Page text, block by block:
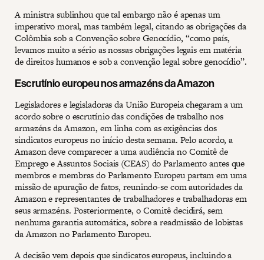
A ministra sublinhou que tal embargo não é apenas um
imperativo moral, mas também legal, citando as obrigações da
Colômbia sob a Convenção sobre Genocídio, “como país,
levamos muito a sério as nossas obrigações legais em matéria
de direitos humanos e sob a convenção legal sobre genocídio”.
Escrutínio europeu nos armazéns da Amazon
Legisladores e legisladoras da União Europeia chegaram a um
acordo sobre o escrutínio das condições de trabalho nos
armazéns da Amazon, em linha com as exigências dos
sindicatos europeus no início desta semana. Pelo acordo, a
Amazon deve comparecer a uma audiência no Comitê de
Emprego e Assuntos Sociais (CEAS) do Parlamento antes que
membros e membras do Parlamento Europeu partam em uma
missão de apuração de fatos, reunindo-se com autoridades da
Amazon e representantes de trabalhadores e trabalhadoras em
seus armazéns. Posteriormente, o Comitê decidirá, sem
nenhuma garantia automática, sobre a readmissão de lobistas
da Amazon no Parlamento Europeu.
A decisão vem depois que sindicatos europeus, incluindo a